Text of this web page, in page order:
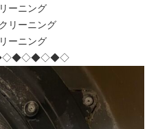
ーニング
リーニング
ーニング